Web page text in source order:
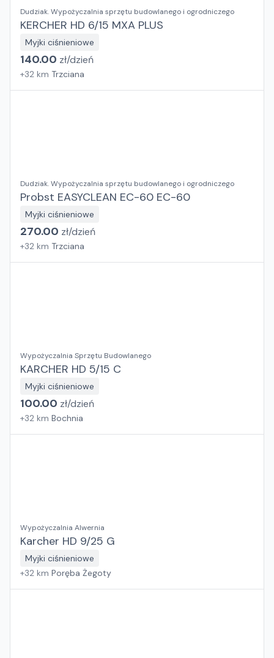
Dudziak. Wypożyczalnia sprzętu budowlanego i ogrodniczego
KERCHER HD 6/15 MXA PLUS
Myjki ciśnieniowe
140.00 zł/dzień
+32 km Trzciana
Dudziak. Wypożyczalnia sprzętu budowlanego i ogrodniczego
Probst EASYCLEAN EC-60 EC-60
Myjki ciśnieniowe
270.00 zł/dzień
+32 km Trzciana
Wypożyczalnia Sprzętu Budowlanego
KARCHER HD 5/15 C
Myjki ciśnieniowe
100.00 zł/dzień
+32 km Bochnia
Wypożyczalnia Alwernia
Karcher HD 9/25 G
Myjki ciśnieniowe
+32 km Poręba Żegoty